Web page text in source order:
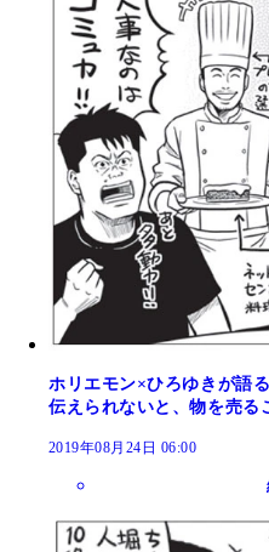
ホリエモン×ひろゆきが語
伝えられないと、物を売る
2019年08月24日 06:00